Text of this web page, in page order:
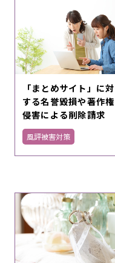
「まとめサイト」に対
する名誉毀損や著作権
侵害による削除請求
風評被害対策